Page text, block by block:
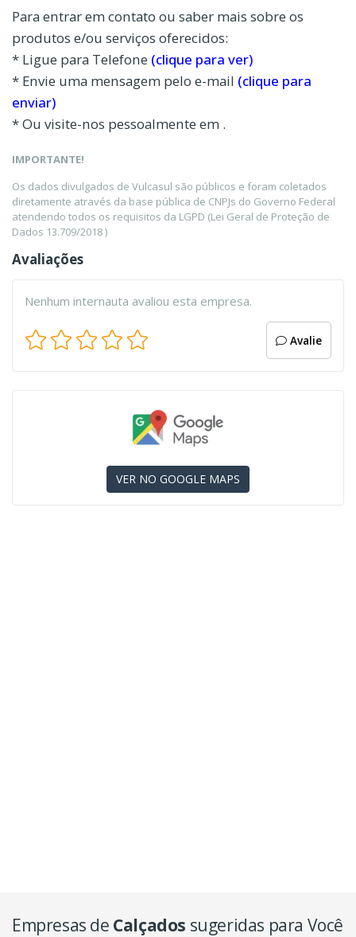
Para entrar em contato ou saber mais sobre os
produtos e/ou serviços oferecidos:
* Ligue para Telefone (clique para ver)
* Envie uma mensagem pelo e-mail (clique para
enviar)
* Ou visite-nos pessoalmente em .
IMPORTANTE!
Os dados divulgados de Vulcasul são públicos e foram coletados
diretamente através da base pública de CNPJs do Governo Federal
atendendo todos os requisitos da LGPD (Lei Geral de Proteção de
Dados 13.709/2018 )
Avaliações
Nenhum internauta avaliou esta empresa.
Avalie
VER NO GOOGLE MAPS
Empresas de Calçados sugeridas para Você